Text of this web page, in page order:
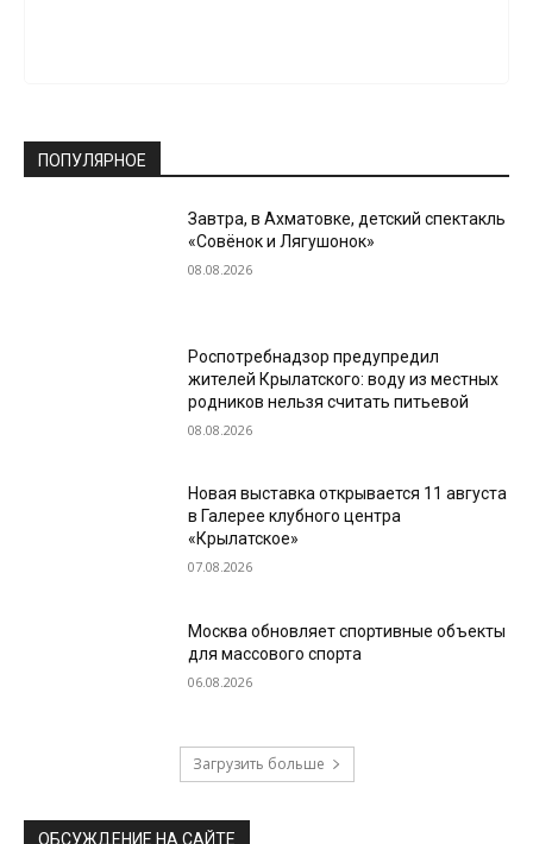
ПОПУЛЯРНОЕ
Завтра, в Ахматовке, детский спектакль
«Совёнок и Лягушонок»
08.08.2026
Роспотребнадзор предупредил
жителей Крылатского: воду из местных
родников нельзя считать питьевой
08.08.2026
Новая выставка открывается 11 августа
в Галерее клубного центра
«Крылатское»
07.08.2026
Москва обновляет спортивные объекты
для массового спорта
06.08.2026
Загрузить больше
ОБСУЖДЕНИЕ НА САЙТЕ